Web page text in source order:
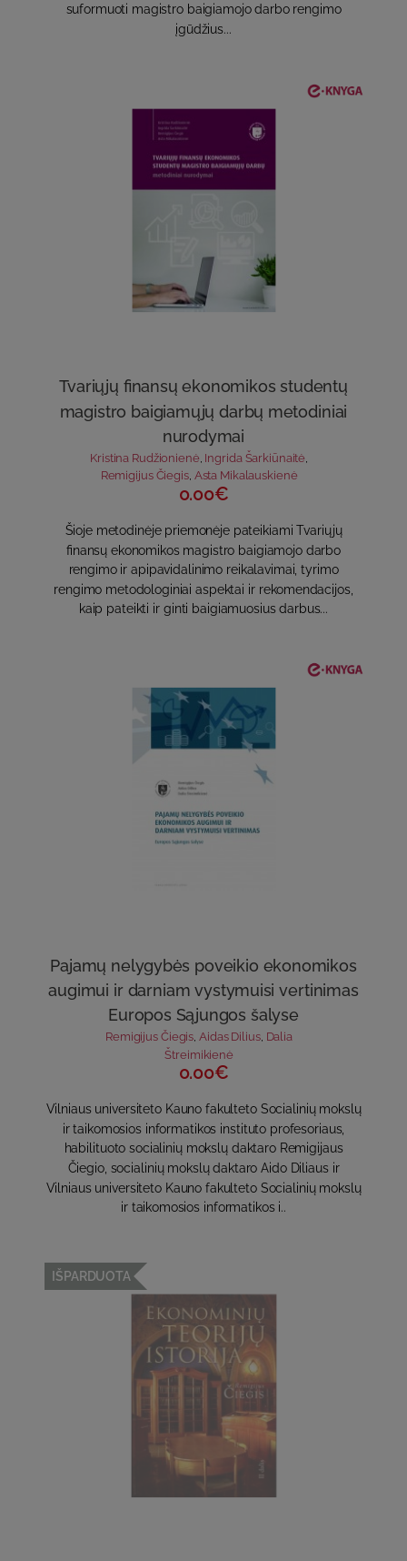
suformuoti magistro baigiamojo darbo rengimo
įgūdžius...
Tvariųjų finansų ekonomikos studentų
magistro baigiamųjų darbų metodiniai
nurodymai
Kristina Rudžionienė Ingrida Šarkiūnaitė
Remigijus Čiegis, Asta Mikalauskienė
0.00€
Šioje metodinėje priemonėje pateikiami Tvariųjų
finansų ekonomikos magistro baigiamojo darbo
rengimo ir apipavidalinimo reikalavimai, tyrimo
rengimo metodologiniai aspektai ir rekomendacijos,
kaip pateikti ir ginti baigiamuosius darbus...
Pajamų nelygybės poveikio ekonomikos
augimui ir darniam vystymuisi vertinimas
Europos Sąjungos šalyse
Remigijus Čiegis Aidas Dilius, Dalia
Štreimikienė
0.00€
Vilniaus universiteto Kauno fakulteto Socialinių mokslų
ir taikomosios informatikos instituto profesoriaus,
habilituoto socialinių mokslų daktaro Remigijaus
Čiegio, socialinių mokslų daktaro Aido Diliaus ir
Vilniaus universiteto Kauno fakulteto Socialinių mokslų
ir taikomosios informatikos i..
IŠPARDUOTA